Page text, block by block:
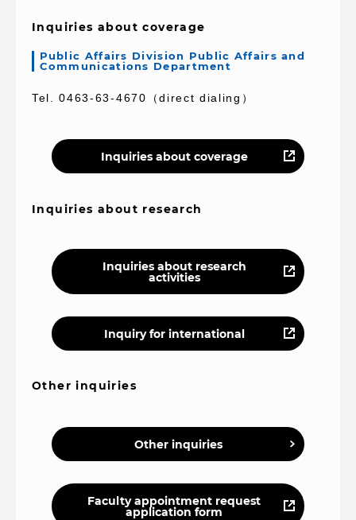
Inquiries about coverage
Public Affairs Division Public Affairs and
Communications Department
Tel. 0463-63-4670（direct dialing）
Inquiries about coverage
Inquiries about research
Inquiries about research
activities
Inquiry for international
Other inquiries
Other inquiries
Faculty appointment request
application form